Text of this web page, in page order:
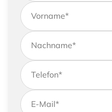
Vorname*
Nachname*
Telefon*
E-Mail*